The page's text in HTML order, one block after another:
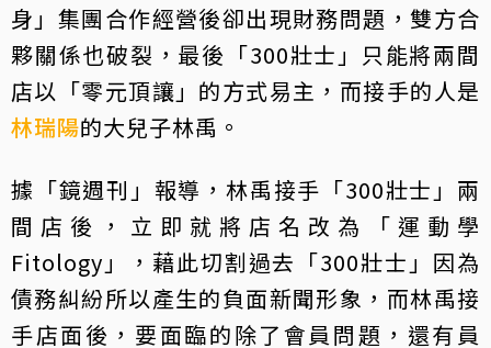
身」集團合作經營後卻出現財務問題，雙方合
夥關係也破裂，最後「300壯士」只能將兩間
店以「零元頂讓」的方式易主，而接手的人是
林瑞陽的大兒子林禹。
據「鏡週刊」報導，林禹接手「300壯士」兩
間店後，立即就將店名改為「運動學
Fitology」，藉此切割過去「300壯士」因為
債務糾紛所以產生的負面新聞形象，而林禹接
手店面後，要面臨的除了會員問題，還有員